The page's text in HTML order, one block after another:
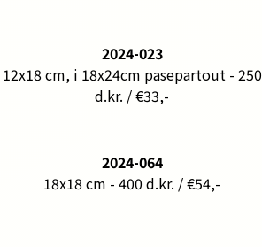
2024-023
12x18 cm, i 18x24cm pasepartout - 250
d.kr. / €33,-
2024-064
18x18 cm - 400 d.kr. / €54,-